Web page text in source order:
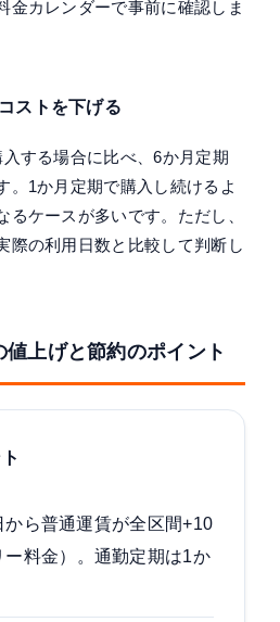
金カレンダーで事前に確認しま
ストを下げる
する場合に比べ、6か月定期
。1か月定期で購入し続けるよ
るケースが多いです。ただし、
際の利用日数と比較して判断し
上げと節約のポイント
ら普通運賃が全区間+10
ー料金）。通勤定期は1か